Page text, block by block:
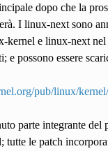
dopo che la
I linux-next sono
kernel e linux-next
e possono essere
pub/linux/
parte integrante del
tutte le patch